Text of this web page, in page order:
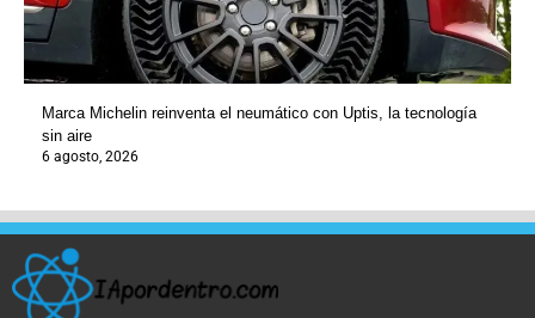
Marca Michelin reinventa el neumático con Uptis, la tecnología
sin aire
6 agosto, 2026